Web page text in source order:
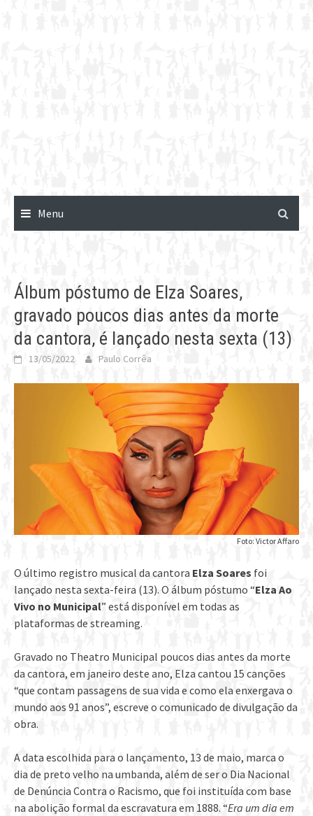
Menu
Álbum póstumo de Elza Soares,
gravado poucos dias antes da morte
da cantora, é lançado nesta sexta (13)
13/05/2022 Paulo Corrêa
Foto: Victor Affaro
O último registro musical da cantora Elza Soares foi
lançado nesta sexta-feira (13). O álbum póstumo “Elza Ao
Vivo no Municipal” está disponível em todas as
plataformas de streaming.
Gravado no Theatro Municipal poucos dias antes da morte
da cantora, em janeiro deste ano, Elza cantou 15 canções
“que contam passagens de sua vida e como ela enxergava o
mundo aos 91 anos”, escreve o comunicado de divulgação da
obra.
A data escolhida para o lançamento, 13 de maio, marca o
dia de preto velho na umbanda, além de ser o Dia Nacional
de Denúncia Contra o Racismo, que foi instituída com base
na abolição formal da escravatura em 1888. “Era um dia em